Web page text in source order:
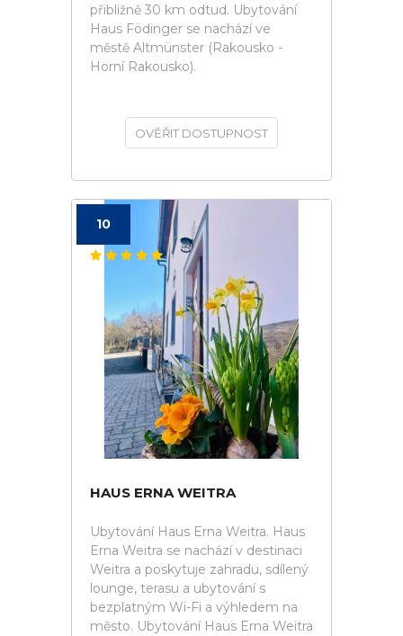
přibližně 30 km odtud. Ubytování
Haus Födinger se nachází ve
městě Altmünster (Rakousko -
Horní Rakousko).
OVĚŘIT DOSTUPNOST
10
HAUS ERNA WEITRA
Ubytování Haus Erna Weitra. Haus
Erna Weitra se nachází v destinaci
Weitra a poskytuje zahradu, sdílený
lounge, terasu a ubytování s
bezplatným Wi-Fi a výhledem na
město. Ubytování Haus Erna Weitra